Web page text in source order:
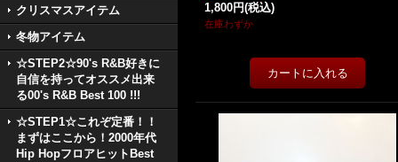
クリスマスアイテム
冬物アイテム
☆STEP2☆90's R&B好きに
自信を持ってオススメ出来
る00's R&B Best 100 !!!
☆STEP1☆これぞ定番！！
まずはここから！2000年代
Hip HopフロアヒットBest
1,800円(税込)
在庫わずか